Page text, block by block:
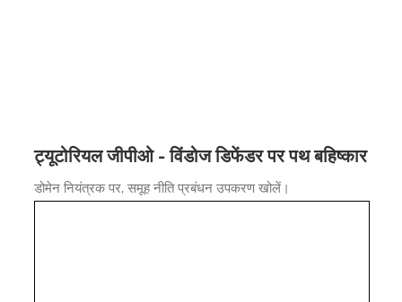
ट्यूटोरियल जीपीओ - विंडोज डिफेंडर पर पथ बहिष्कार
डोमेन नियंत्रक पर, समूह नीति प्रबंधन उपकरण खोलें।